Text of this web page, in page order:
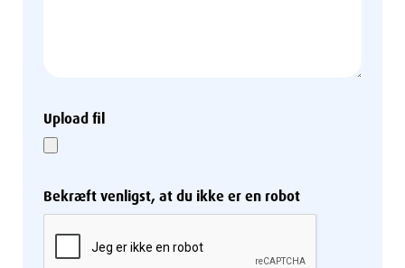
Upload fil
Bekræft venligst, at du ikke er en robot